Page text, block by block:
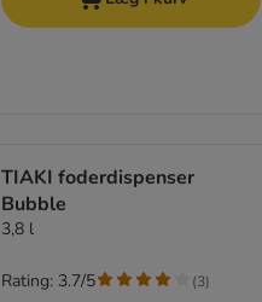
TIAKI foderdispenser
Bubble
3,8 l
Rating: 3.7/5 (3)